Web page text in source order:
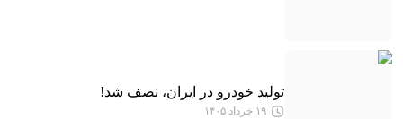
تولید خودرو در ایران، نصف شد!
۱۹ خرداد ۱۴۰۵